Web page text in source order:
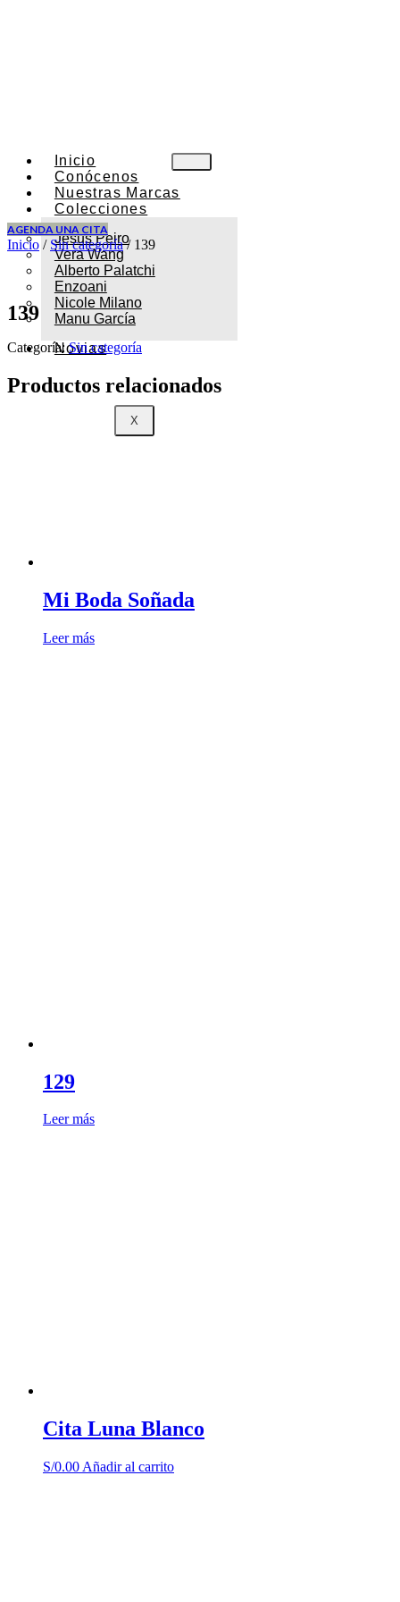
Inicio
Conócenos
Nuestras Marcas
Colecciones
Jesus Peiro
Vera Wang
Alberto Palatchi
Enzoani
Nicole Milano
Manu García
Novias
X
AGENDA UNA CITA
Inicio / Sin categoría/ 139
139
Categoría:Sin categoría
Productos relacionados
Mi Boda Soñada
Leer más
129
Leer más
Cita Luna Blanco
S/0.00 Añadir al carrito